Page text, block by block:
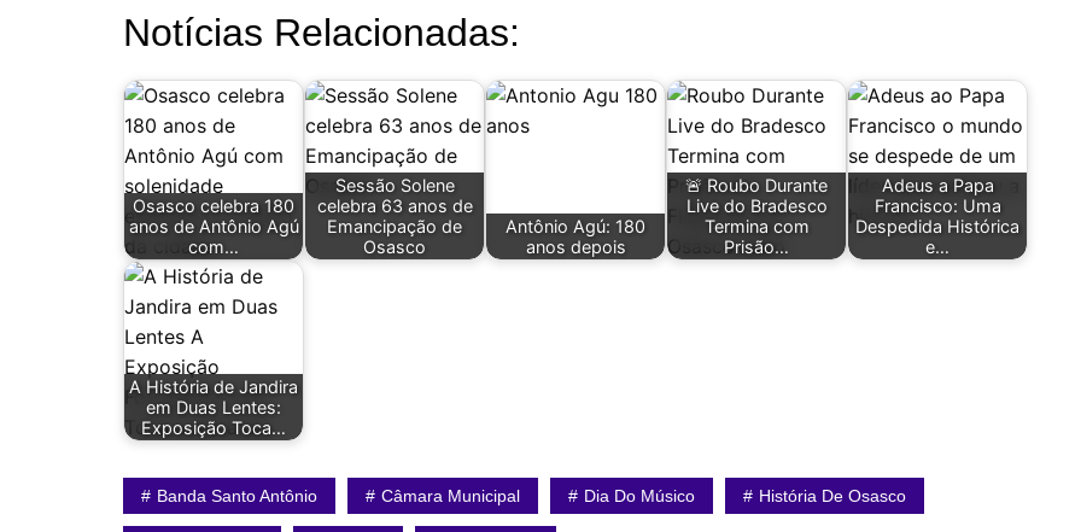
Notícias Relacionadas:
Osasco celebra 180
anos de Antônio Agú
com…
Sessão Solene
celebra 63 anos de
Emancipação de
Osasco
Antônio Agú: 180
anos depois
🚨 Roubo Durante
Live do Bradesco
Termina com
Prisão…
Adeus a Papa
Francisco: Uma
Despedida Histórica
e…
A História de Jandira
em Duas Lentes:
Exposição Toca…
Banda Santo Antônio Câmara Municipal Dia Do Músico História De Osasco